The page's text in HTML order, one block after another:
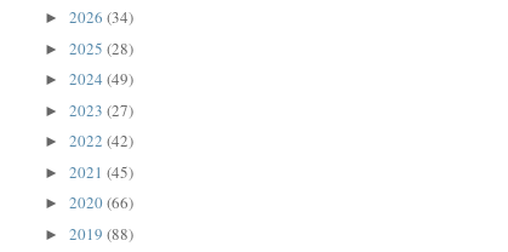
►2026(34)
►2025(28)
►2024(49)
►2023(27)
►2022(42)
►2021(45)
►2020(66)
►2019(88)